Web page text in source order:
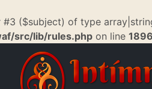
#3 ($subject) of type
src/lib/rules.php on line 1896